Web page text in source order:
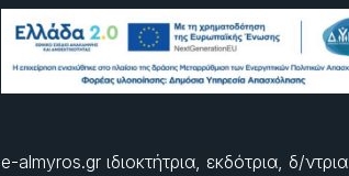
e-almyros.gr ιδιοκτήτρια, εκδότρια, δ/ντρια